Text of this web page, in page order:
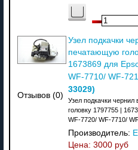
Отзывов (0)
Узел подкачки
печатающую
1673869 для
WF-7710/ WF-
33029)
Узел подкачки
головку 1797755 |
WF-7720/ WF-7710/
Производитель:
Цена: 3000 руб